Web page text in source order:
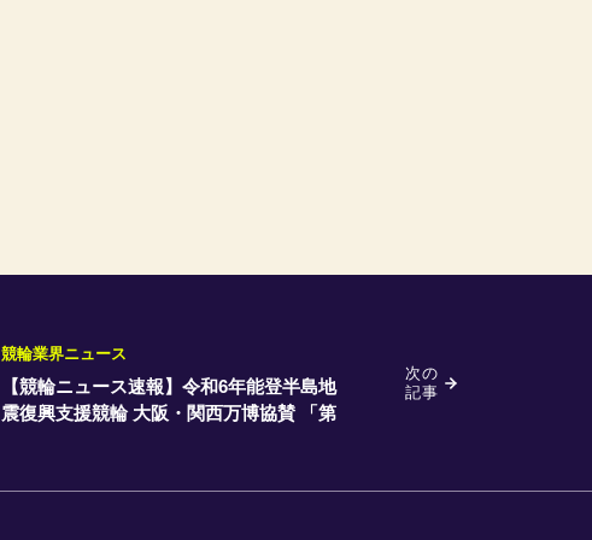
次の
記事
競輪業界ニュース
【競輪ニュース速報】令和6年能登半島地
震復興支援競輪 大阪・関西万博協賛 「第